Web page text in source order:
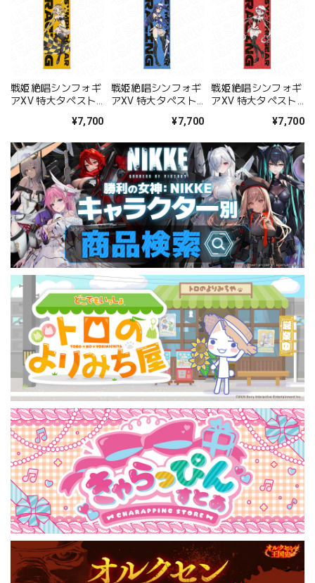
戦姫絶唱シンフォギ
アXV 特大タペスト
SYMPHOGEAR¥7,700
戦姫絶唱シンフォギ
アXV 特大タペスト
SYMPHOGEAR¥7,700
戦姫絶唱シンフォギ
アXV 特大タペスト
SYMPHOGEAR¥7,700